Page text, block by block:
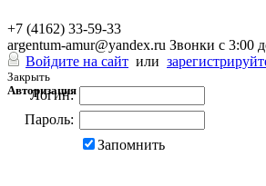
+7 (4162) 33-59-33
argentum-amur@yandex.ru Звонки с 3:00
Войдите на сайт или
Закрыть
Авторизация
Логин:
Пароль:
Запомнить